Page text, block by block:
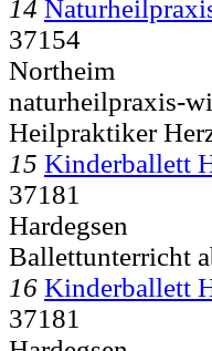
14
37154
Northeim
naturheilpraxis-
Heilpraktiker
15 Kinderballett
37181
Hardegsen
Ballettunterricht
16 Kinderballett
37181